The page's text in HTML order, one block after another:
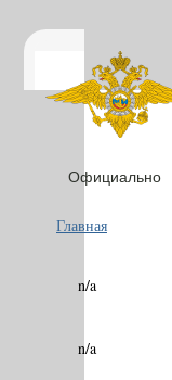
Официально
Главная
n/a
n/a